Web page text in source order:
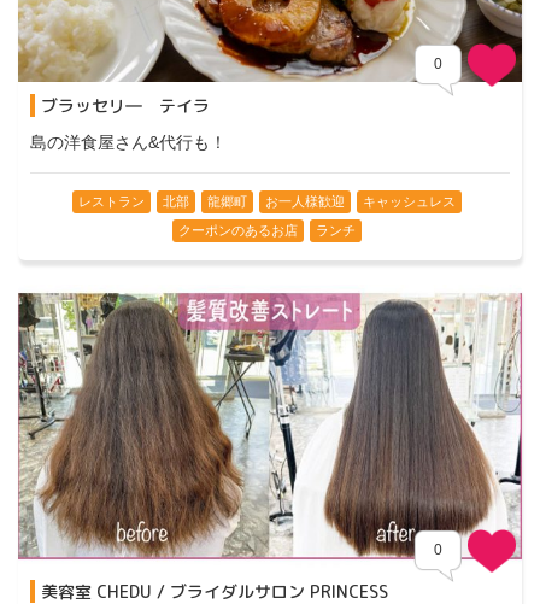
0
ブラッセリ― テイラ
島の洋食屋さん&代行も！
レストラン 北部 龍郷町 お一人様歓迎
キャッシュレス
クーポンのあるお店
ランチ
0
美容室 CHEDU / ブライダルサロン PRINCESS